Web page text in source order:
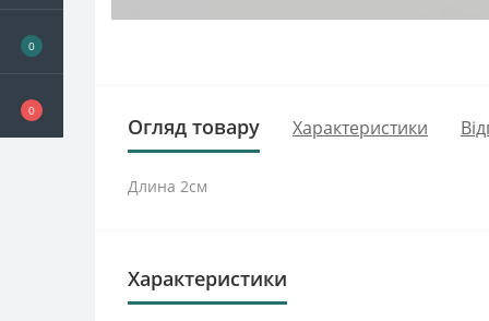
0
0
Огляд товару Характеристики
Длина 2см
Характеристики